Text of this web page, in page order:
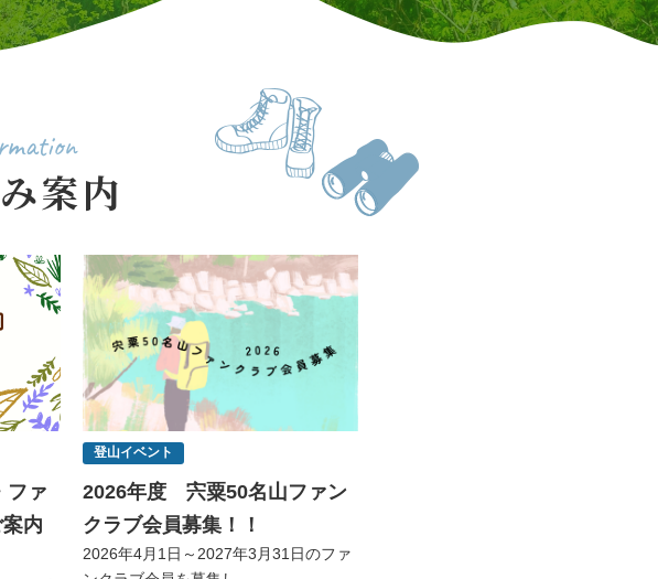
案内
ファ
内
登山イベント
2026年度 宍粟50名山ファン
クラブ会員募集！！
2026年4月1日～2027年3月31日のファ